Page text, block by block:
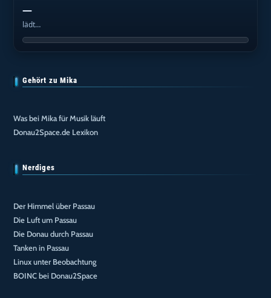
—
lädt…
Gehört zu Mika
Was bei Mika für Musik läuft
Donau2Space.de Lexikon
Nerdiges
Der Himmel über Passau
Die Luft um Passau
Die Donau durch Passau
Tanken in Passau
Linux unter Beobachtung
BOINC bei Donau2Space